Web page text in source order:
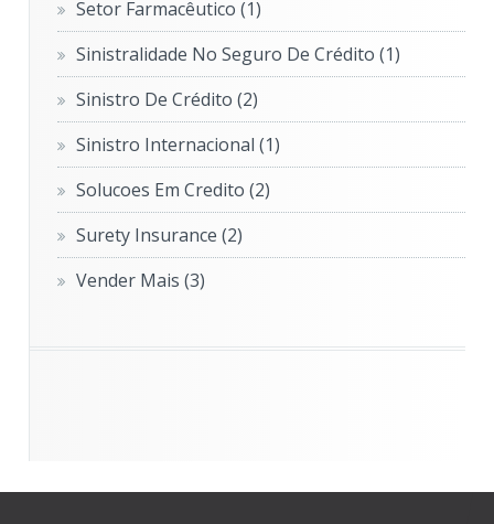
Setor Farmacêutico(1)
Sinistralidade No Seguro De Crédito(1)
Sinistro De Crédito(2)
Sinistro Internacional(1)
Solucoes Em Credito(2)
Surety Insurance(2)
Vender Mais(3)